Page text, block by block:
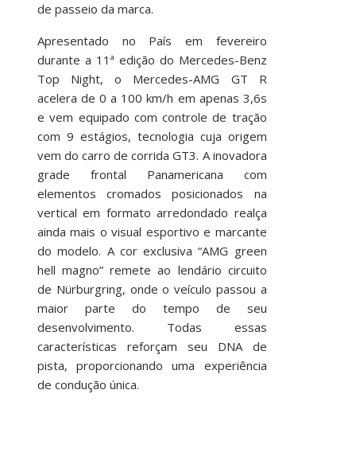
de passeio da marca.
Apresentado no País em fevereiro
durante a 11ª edição do Mercedes-Benz
Top Night, o Mercedes-AMG GT R
acelera de 0 a 100 km/h em apenas 3,6s
e vem equipado com controle de tração
com 9 estágios, tecnologia cuja origem
vem do carro de corrida GT3. A inovadora
grade frontal Panamericana com
elementos cromados posicionados na
vertical em formato arredondado realça
ainda mais o visual esportivo e marcante
do modelo. A cor exclusiva “AMG green
hell magno” remete ao lendário circuito
de Nürburgring, onde o veículo passou a
maior parte do tempo de seu
desenvolvimento. Todas essas
características reforçam seu DNA de
pista, proporcionando uma experiência
de condução única.